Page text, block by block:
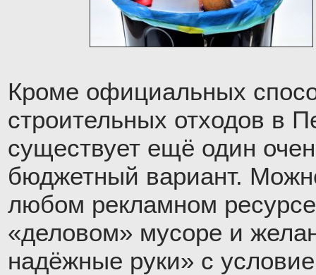
Кроме официальных
строительных отходов в
существует ещё один
бюджетный вариант.
любом рекламном
«деловом» мусоре и
надёжные руки» с